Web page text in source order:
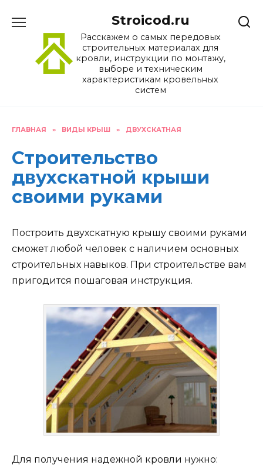
содержанию
Stroicod.ru
Расскажем о самых передовых
строительных материалах для
кровли, инструкции по монтажу,
выборе и техническим
характеристикам кровельных
систем
ГЛАВНАЯ » ВИДЫ КРЫШ » ДВУХСКАТНАЯ
Строительство
двухскатной крыши
своими руками
Построить двухскатную крышу своими руками
сможет любой человек с наличием основных
строительных навыков. При строительстве вам
пригодится пошаговая инструкция.
Для получения надежной кровли нужно: